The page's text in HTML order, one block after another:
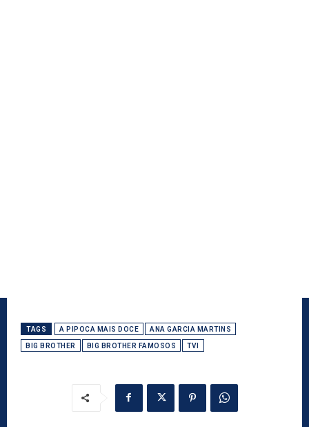
TAGS A PIPOCA MAIS DOCE ANA GARCIA MARTINS
BIG BROTHER BIG BROTHER FAMOSOS TVI